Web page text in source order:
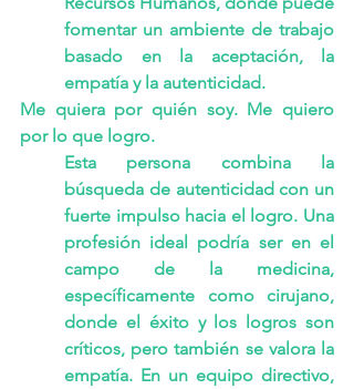
fomentar un ambiente de trabajo
basado en la aceptación, la
empatía y la autenticidad.
Me quiera por quién soy. Me quiero
por lo que logro.
Esta persona combina la
búsqueda de autenticidad con un
fuerte impulso hacia el logro. Una
profesión ideal podría ser en el
campo de la medicina,
específicamente como cirujano,
donde el éxito y los logros son
críticos, pero también se valora la
empatía. En un equipo directivo,